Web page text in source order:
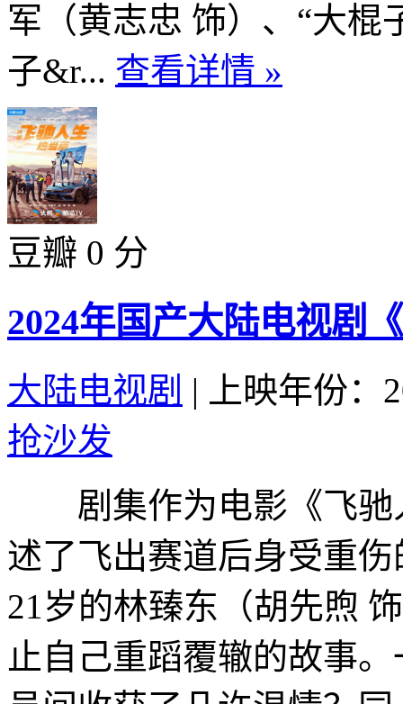
军（黄志忠 饰）、“大棍
子&r... 查看详情 »
豆瓣 0 分
2024年国产大陆电视剧
大陆电视剧 |
上映年份：
抢沙发
剧集作为电影《飞驰
述了飞出赛道后身受重
21岁的林臻东（胡先煦
止自己重蹈覆辙的故事